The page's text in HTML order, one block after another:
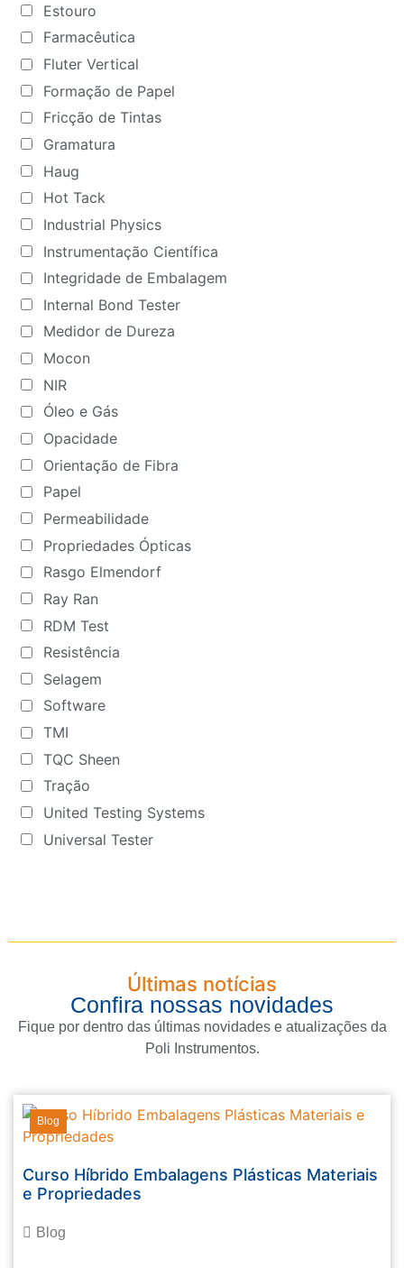
Estouro
Farmacêutica
Fluter Vertical
Formação de Papel
Fricção de Tintas
Gramatura
Haug
Hot Tack
Industrial Physics
Instrumentação Científica
Integridade de Embalagem
Internal Bond Tester
Medidor de Dureza
Mocon
NIR
Óleo e Gás
Opacidade
Orientação de Fibra
Papel
Permeabilidade
Propriedades Ópticas
Rasgo Elmendorf
Ray Ran
RDM Test
Resistência
Selagem
Software
TMI
TQC Sheen
Tração
United Testing Systems
Universal Tester
Últimas notícias
Confira nossas novidades
Fique por dentro das últimas novidades e atualizações da
Poli Instrumentos.
Blog
Curso Híbrido Embalagens Plásticas Materiais
e Propriedades
Blog